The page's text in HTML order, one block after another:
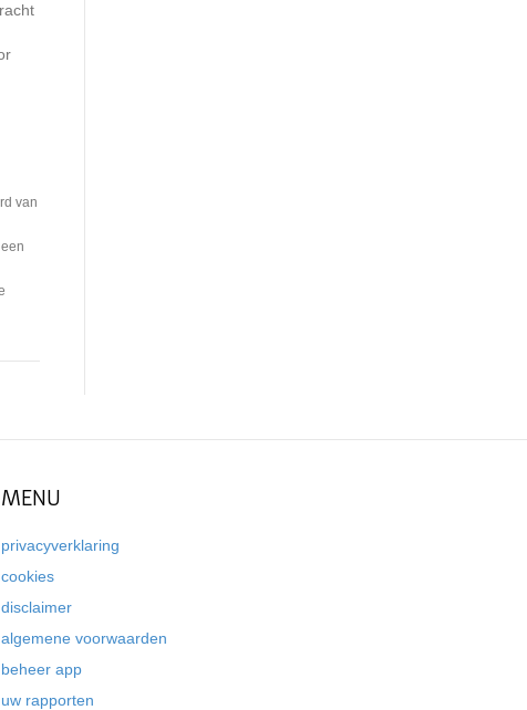
van
MENU
privacyverklaring
cookies
disclaimer
algemene voorwaarden
beheer app
uw rapporten